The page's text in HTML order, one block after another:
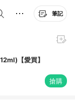
筆記
【愛買】
搶購